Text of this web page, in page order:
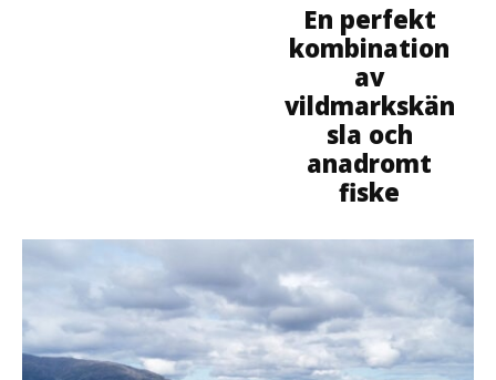
En perfekt
kombination
av
vildmarkskän
sla och
anadromt
fiske